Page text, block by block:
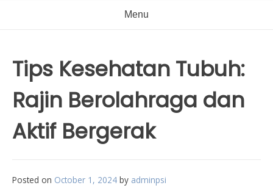
Menu
Tips Kesehatan Tubuh:
Rajin Berolahraga dan
Aktif Bergerak
Posted on October 1, 2024 by adminpsi